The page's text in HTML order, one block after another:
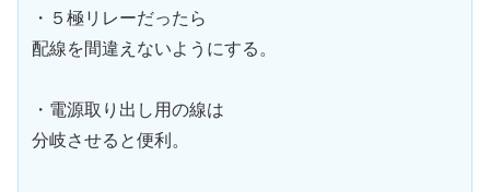
・５極リレーだったら
配線を間違えないようにする。
・電源取り出し用の線は
分岐させると便利。